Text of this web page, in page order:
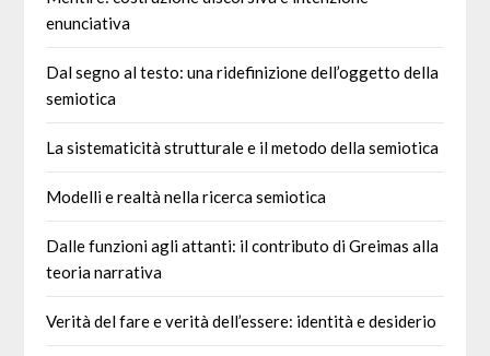
enunciativa
Dal segno al testo: una ridefinizione dell’oggetto della
semiotica
La sistematicità strutturale e il metodo della semiotica
Modelli e realtà nella ricerca semiotica
Dalle funzioni agli attanti: il contributo di Greimas alla
teoria narrativa
Verità del fare e verità dell’essere: identità e desiderio